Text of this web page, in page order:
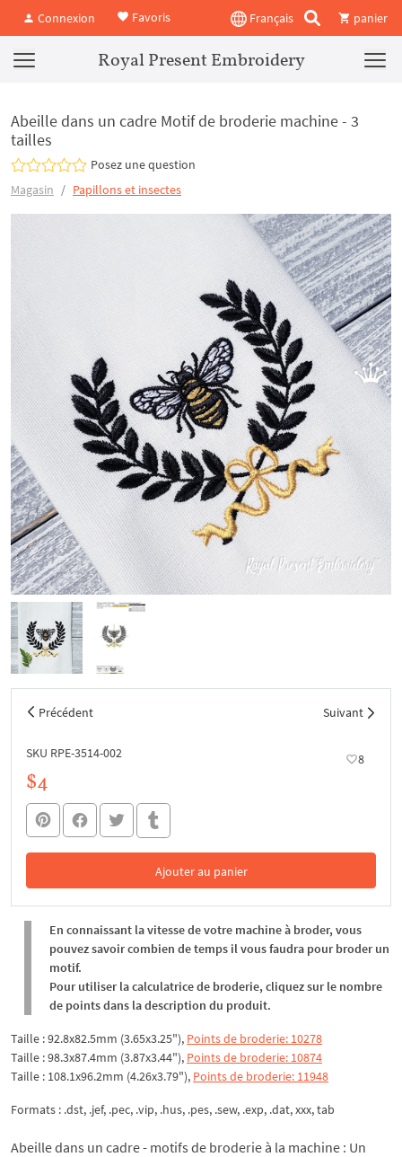
Connexion Favoris Français panier
Royal Present Embroidery
Abeille dans un cadre Motif de broderie machine - 3
tailles
Posez une question
Magasin
Papillons et insectes
Précédent Suivant
SKU RPE-3514-002 8
$4
Ajouter au panier
Dans le panier
En connaissant la vitesse de votre machine à broder, vous
pouvez savoir combien de temps il vous faudra pour broder un
motif.
Pour utiliser la calculatrice de broderie, cliquez sur le nombre
de points dans la description du produit.
Taille : 92.8x82.5mm (3.65x3.25"), Points de broderie: 10278
Taille : 98.3x87.4mm (3.87x3.44"), Points de broderie: 10874
Taille : 108.1x96.2mm (4.26x3.79"), Points de broderie: 11948
Formats : .dst, .jef, .pec, .vip, .hus, .pes, .sew, .exp, .dat, xxx, tab
Abeille dans un cadre - motifs de broderie à la machine : Un